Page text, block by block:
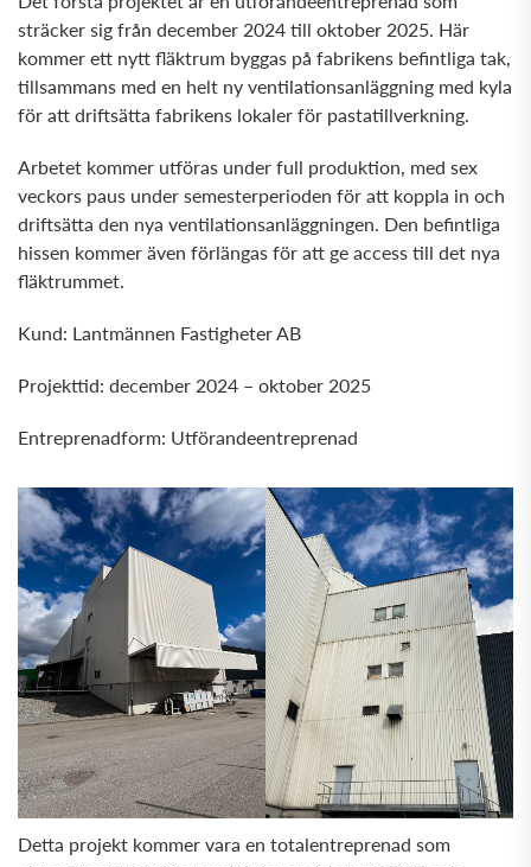
sträcker sig från december 2024 till oktober 2025. Här
kommer ett nytt fläktrum byggas på fabrikens befintliga tak,
tillsammans med en helt ny ventilationsanläggning med kyla
för att driftsätta fabrikens lokaler för pastatillverkning.
Arbetet kommer utföras under full produktion, med sex
veckors paus under semesterperioden för att koppla in och
driftsätta den nya ventilationsanläggningen. Den befintliga
hissen kommer även förlängas för att ge access till det nya
fläktrummet.
Kund: Lantmännen Fastigheter AB
Projekttid: december 2024 – oktober 2025
Entreprenadform: Utförandeentreprenad
Detta projekt kommer vara en totalentreprenad som